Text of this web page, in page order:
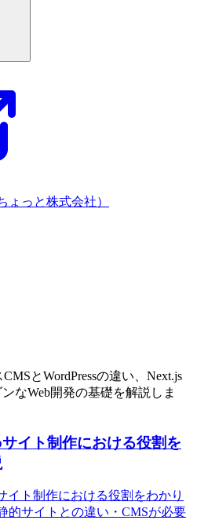
ょっと株式会社）
とWordPressの違い、Next.js
なWeb開発の基礎を解説しま
イト制作における役割を
イト制作における役割をわかり
的サイトとの違い・CMSが必要